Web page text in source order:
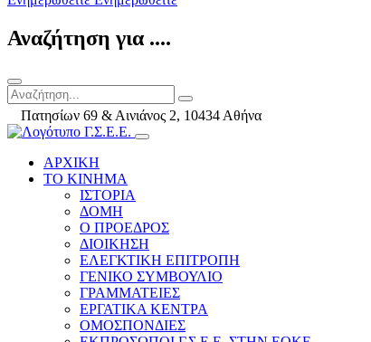
Αναζήτηση για ....
Πατησίων 69 & Αινιάνος 2, 10434 Αθήνα
ΑΡΧΙΚΗ
ΤΟ ΚΙΝΗΜΑ
ΙΣΤΟΡΙΑ
ΔΟΜΗ
Ο ΠΡΟΕΔΡΟΣ
ΔΙΟΙΚΗΣΗ
ΕΛΕΓΚΤΙΚΗ ΕΠΙΤΡΟΠΗ
ΓΕΝΙΚΟ ΣΥΜΒΟΥΛΙΟ
ΓΡΑΜΜΑΤΕΙΕΣ
ΕΡΓΑΤΙΚΑ ΚΕΝΤΡΑ
ΟΜΟΣΠΟΝΔΙΕΣ